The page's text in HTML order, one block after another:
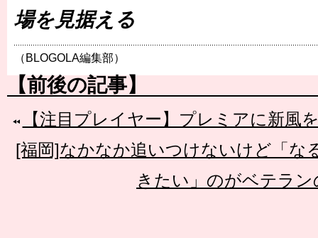
場を見据える
（BLOGOLA編集部）
【前後の記事】
【注目プレイヤー】プレミアに新風
[福岡]なかなか追いつけないけど「な
きたい」のがベテラン